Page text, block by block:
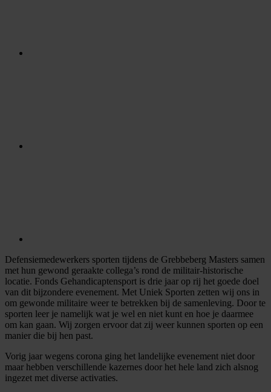
Defensiemedewerkers sporten tijdens de Grebbeberg Masters samen
met hun gewond geraakte collega’s rond de militair-historische
locatie. Fonds Gehandicaptensport is drie jaar op rij het goede doel
van dit bijzondere evenement. Met Uniek Sporten zetten wij ons in
om gewonde militaire weer te betrekken bij de samenleving. Door te
sporten leer je namelijk wat je wel en niet kunt en hoe je daarmee
om kan gaan. Wij zorgen ervoor dat zij weer kunnen sporten op een
manier die bij hen past.
Vorig jaar wegens corona ging het landelijke evenement niet door
maar hebben verschillende kazernes door het hele land zich alsnog
ingezet met diverse activaties.